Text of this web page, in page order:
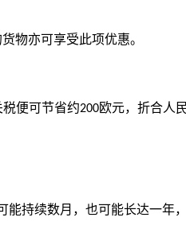
物亦可享受此项优惠。
便可节省约200欧元，折合人
持续数月，也可能长达一年